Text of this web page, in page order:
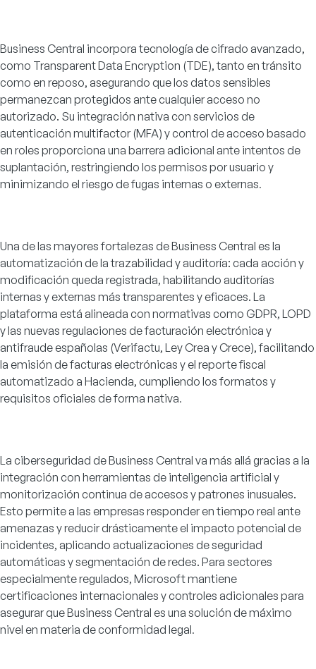
Business Central incorpora tecnología de cifrado avanzado,
como Transparent Data Encryption (TDE), tanto en tránsito
como en reposo, asegurando que los datos sensibles
permanezcan protegidos ante cualquier acceso no
autorizado. Su integración nativa con servicios de
autenticación multifactor (MFA) y control de acceso basado
en roles proporciona una barrera adicional ante intentos de
suplantación, restringiendo los permisos por usuario y
minimizando el riesgo de fugas internas o externas.
Una de las mayores fortalezas de Business Central es la
automatización de la trazabilidad y auditoría: cada acción y
modificación queda registrada, habilitando auditorías
internas y externas más transparentes y eficaces. La
plataforma está alineada con normativas como GDPR, LOPD
y las nuevas regulaciones de facturación electrónica y
antifraude españolas (Verifactu, Ley Crea y Crece), facilitando
la emisión de facturas electrónicas y el reporte fiscal
automatizado a Hacienda, cumpliendo los formatos y
requisitos oficiales de forma nativa.
La ciberseguridad de Business Central va más allá gracias a la
integración con herramientas de inteligencia artificial y
monitorización continua de accesos y patrones inusuales.
Esto permite a las empresas responder en tiempo real ante
amenazas y reducir drásticamente el impacto potencial de
incidentes, aplicando actualizaciones de seguridad
automáticas y segmentación de redes. Para sectores
especialmente regulados, Microsoft mantiene
certificaciones internacionales y controles adicionales para
asegurar que Business Central es una solución de máximo
nivel en materia de conformidad legal.